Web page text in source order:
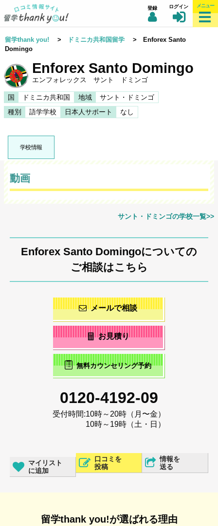
登録 ログイン メニュー
留学thank you! > ドミニカ共和国留学 > Enforex Santo
Domingo
Enforex Santo Domingo
エンフォレックス サント ドミンゴ
国 ドミニカ共和国 地域
サント・ドミンゴ
種別
語学学校 日本人サポート なし
学校情報
動画
サント・ドミンゴの学校一覧>>
Enforex Santo Domingoについての
ご相談はこちら
メールで相談
お見積り
無料カウンセリング予約
0120-4192-09
受付時間:10時～20時（月〜金）
10時～19時（土・日）
マイリスト
に追加
口コミを
投稿
情報を
送る
留学thank you!が選ばれる理由